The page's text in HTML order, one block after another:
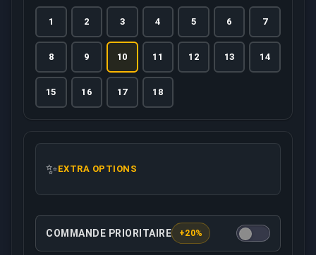
1 2 3 4 5 6 7
8 9 10 11 12 13 14
15 16 17 18
✨EXTRA OPTIONS
Cette option garantit que votre commande sera
COMMANDE PRIORITAIRE +20%